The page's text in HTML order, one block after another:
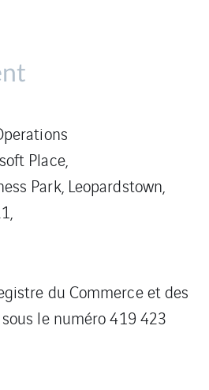
Place,
Park, Leopardstown,
du Commerce et des
le numéro 419 423